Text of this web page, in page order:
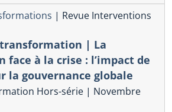
| Revue Interventions
| La
face à la crise : l’impact de
la gouvernance globale
Hors-série | Novembre